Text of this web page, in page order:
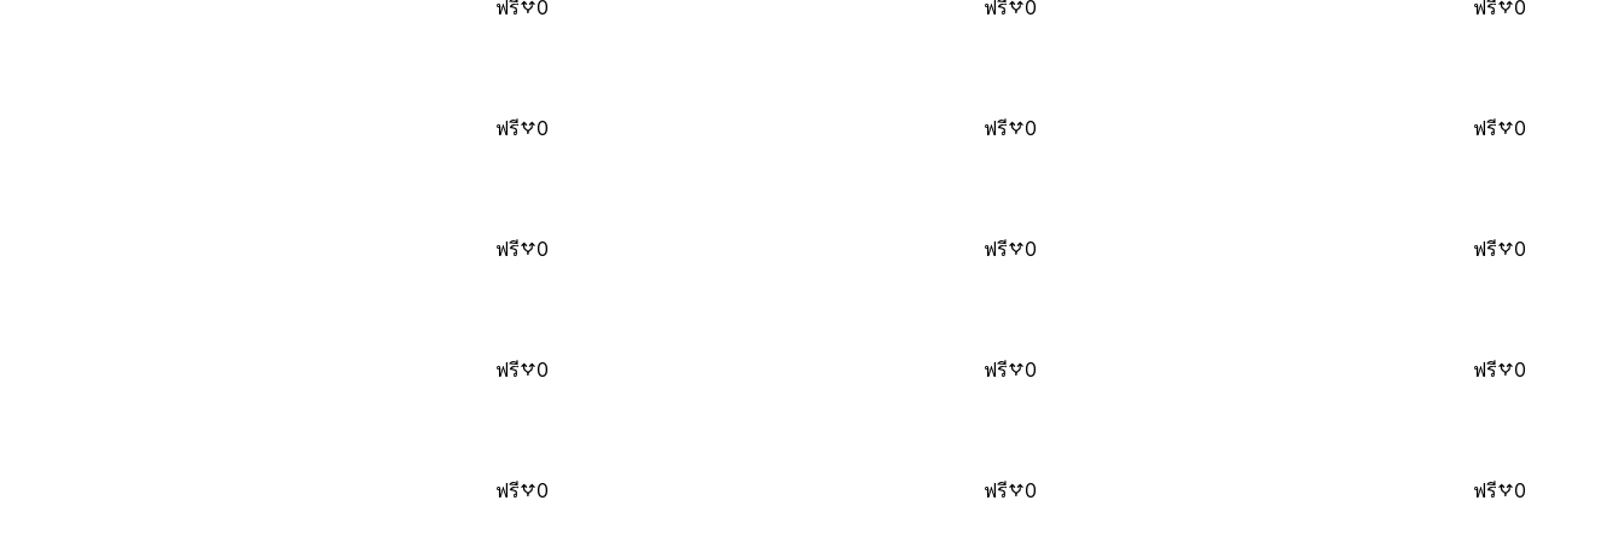
ฟรี 0 ฟรี 0 ฟรี 0
ฟรี 0 ฟรี 0 ฟรี 0
ฟรี 0 ฟรี 0 ฟรี 0
ฟรี 0 ฟรี 0 ฟรี 0
ฟรี 0 ฟรี 0 ฟรี 0